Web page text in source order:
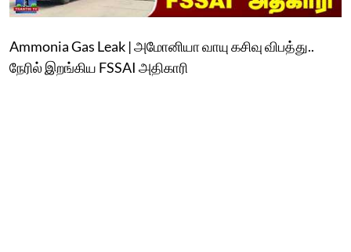
Ammonia Gas Leak | அமோனியா வாயு கசிவு விபத்து..
நேரில் இறங்கிய FSSAI அதிகாரி